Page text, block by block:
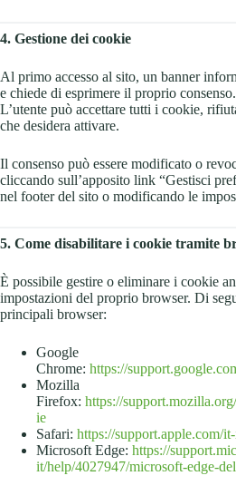
4. Gestione dei cookie
Al primo accesso al sito, un banner
e chiede di esprimere il proprio consenso.
L’utente può accettare tutti i cookie,
che desidera attivare.
Il consenso può essere modificato o
cliccando sull’apposito link “Gestisci
nel footer del sito o modificando le
5. Come disabilitare i cookie tramite
È possibile gestire o eliminare i cookie
impostazioni del proprio browser. Di
principali browser:
Google
Chrome: https://
Mozilla
Firefox: https://
ie
Safari: https://support.apple.com/
Microsoft Edge: https://
it/help/4027947/microsoft-edge-